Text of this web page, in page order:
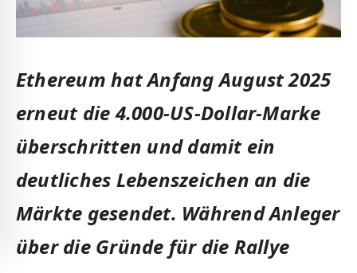
Ethereum hat Anfang August 2025
erneut die 4.000-US-Dollar-Marke
überschritten und damit ein
deutliches Lebenszeichen an die
Märkte gesendet. Während Anleger
über die Gründe für die Rallye